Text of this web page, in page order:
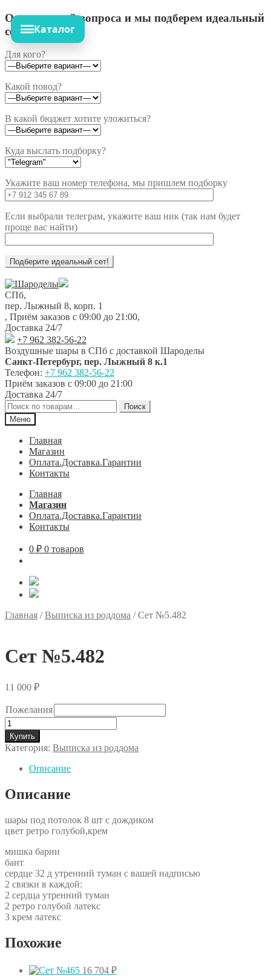
Ответьте на 3 вопроса и мы подберем идеальный
сет!
Для кого?
Какой повод?
В какой бюджет хотите уложиться?
Куда выслать подборку?
Укажите ваш номер телефона, мы пришлем подборку
Если выбрали телеграм, укажите ваш ник (так нам будет
проще вас найти)
Перейти
к
навигации
Перейти
к
содержимому
СПб,
пер. Лыжный 8, корп. 1
, Приём заказов с 09:00 до 21:00,
Доставка 24/7
+7 962 382-56-22
Воздушные шары в СПб с доставкой Шароделы
Санкт-Петербург, пер. Лыжный 8 к.1
Телефон: +7 962 382-56-22
Приём заказов с 09:00 до 21:00
Доставка 24/7
Искать:
Поиск
Меню
Главная
Магазин
Оплата.Доставка.Гарантии
Контакты
Главная
Магазин
Оплата.Доставка.Гарантии
Контакты
0 ₽ 0 товаров
Каталог
Главная /Выписка из роддома /Сет №5.482
Сет №5.482
11 000 ₽
Пожелания
Количество
товара
Сет
№5.482
Купить
Категория: Выписка из роддома
Описание
Описание
шары под потолок 8 шт с дождиком
цвет ретро голубой,крем
мишка барни
бант
сердце 32 д утренний туман с вашей надписью
2 связки в каждой:
2 сердца утренний туман
2 ретро голубой латекс
3 крем латекс
Похожие
16 704 ₽